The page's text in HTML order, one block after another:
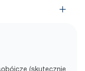
(skutecznie